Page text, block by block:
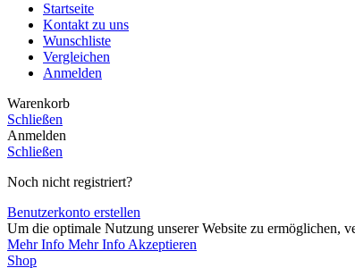
Startseite
Kontakt zu uns
Wunschliste
Vergleichen
Anmelden
Warenkorb
Schließen
Anmelden
Schließen
Noch nicht registriert?
Benutzerkonto erstellen
Um die optimale Nutzung unserer Website zu ermöglichen,
Mehr Info Mehr Info Akzeptieren
Shop